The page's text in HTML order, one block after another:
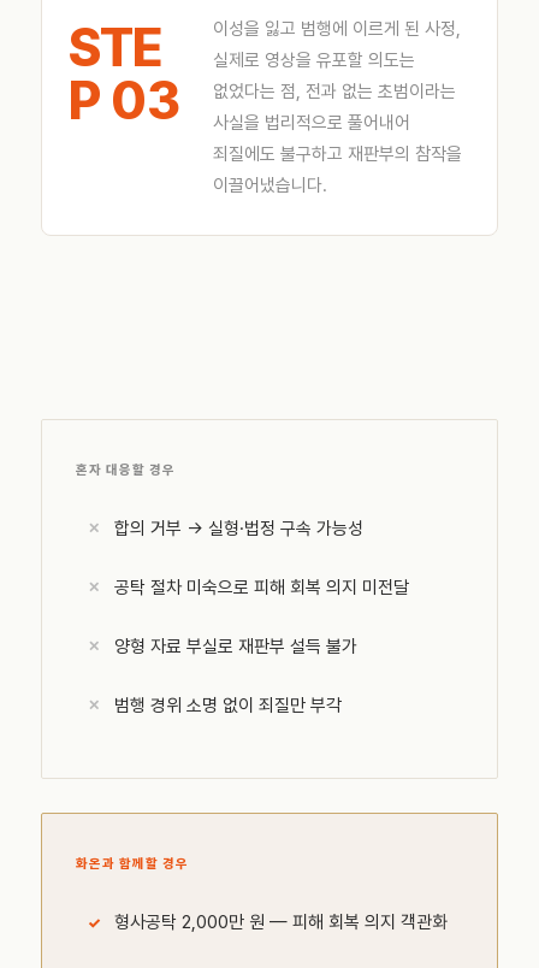
STE
P 03
이성을 잃고 범행에 이르게 된 사정,
실제로 영상을 유포할 의도는
없었다는 점, 전과 없는 초범이라는
사실을 법리적으로 풀어내어
죄질에도 불구하고 재판부의 참작을
이끌어냈습니다.
혼자 대응할 경우
합의 거부 → 실형·법정 구속 가능성
공탁 절차 미숙으로 피해 회복 의지 미전달
양형 자료 부실로 재판부 설득 불가
범행 경위 소명 없이 죄질만 부각
화온과 함께할 경우
형사공탁 2,000만 원 — 피해 회복 의지 객관화